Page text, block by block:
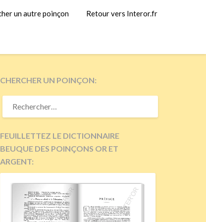
un autre poinçon Retour vers Interor.fr
CHERCHER UN POINÇON:
RECHERCHER :
FEUILLETTEZ LE DICTIONNAIRE
BEUQUE DES POINÇONS OR ET
ARGENT: